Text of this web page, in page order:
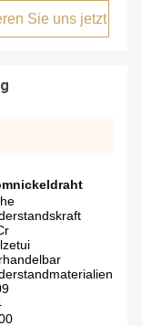
Sie uns jetzt